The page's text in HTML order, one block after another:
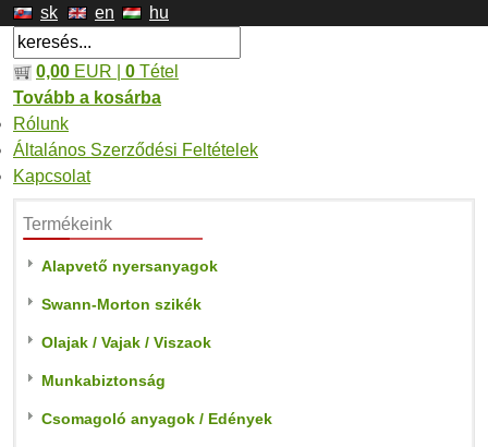
sk en hu
0,00 EUR | 0 Tétel
Tovább a kosárba
Rólunk
Általános Szerződési Feltételek
Kapcsolat
Termékeink
Alapvető nyersanyagok
Swann-Morton szikék
Olajak / Vajak / Viszaok
Munkabiztonság
Csomagoló anyagok / Edények